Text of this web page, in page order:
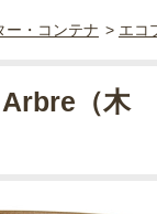
ー・コンテナ > エコ
（木